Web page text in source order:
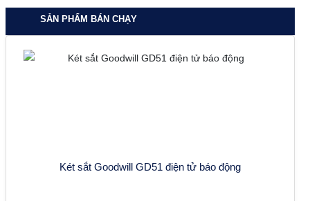
SẢN PHẨM BÁN CHẠY
Két sắt Goodwill GD51 điện tử báo động